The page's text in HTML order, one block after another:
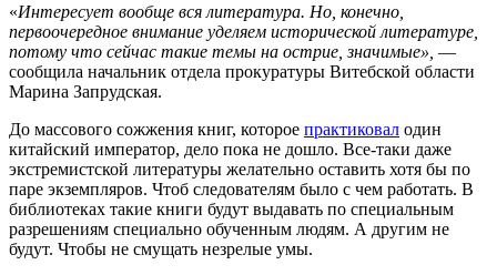
«Интересует вообще вся литература. Но, конечно,
первоочередное внимание уделяем исторической литературе,
потому что сейчас такие темы на острие, значимые», —
сообщила начальник отдела прокуратуры Витебской области
Марина Запрудская.
До массового сожжения книг, которое практиковал один
китайский император, дело пока не дошло. Все-таки даже
экстремистской литературы желательно оставить хотя бы по
паре экземпляров. Чтоб следователям было с чем работать. В
библиотеках такие книги будут выдавать по специальным
разрешениям специально обученным людям. А другим не
будут. Чтобы не смущать незрелые умы.